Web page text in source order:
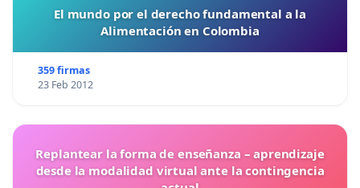
El mundo por el derecho fundamental a la
Alimentación en Colombia
359 firmas
23 Feb 2012
Replantear la forma de enseñanza – aprendizaje
desde la modalidad virtual ante la contingencia